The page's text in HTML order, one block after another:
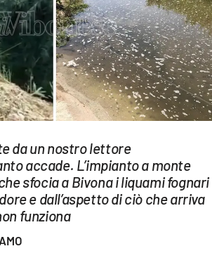
da un nostro lettore
accade. L’impianto a monte
sfocia a Bivona i liquami fognari
e dall’aspetto di ciò che arriva
funziona